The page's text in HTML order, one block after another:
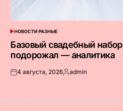
ОПУБЛИКОВАНО
В
НОВОСТИ РАЗНЫЕ
Базовый свадебный набор
подорожал — аналитика
Опубликовано
4 августа, 2026Запись
admin